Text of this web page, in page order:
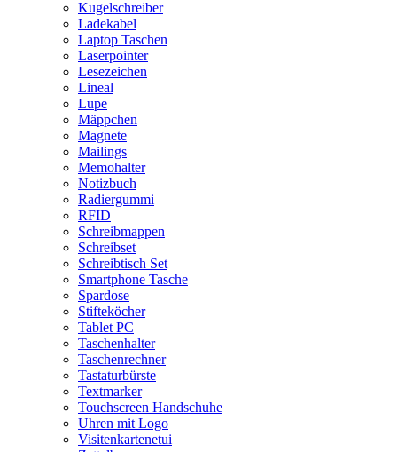
Kugelschreiber
Ladekabel
Laptop Taschen
Laserpointer
Lesezeichen
Lineal
Lupe
Mäppchen
Magnete
Mailings
Memohalter
Notizbuch
Radiergummi
RFID
Schreibmappen
Schreibset
Schreibtisch Set
Smartphone Tasche
Spardose
Stifteköcher
Tablet PC
Taschenhalter
Taschenrechner
Tastaturbürste
Textmarker
Touchscreen Handschuhe
Uhren mit Logo
Visitenkartenetui